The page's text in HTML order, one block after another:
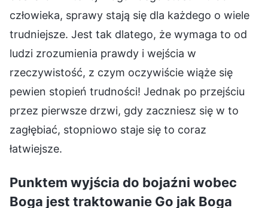
człowieka, sprawy stają się dla każdego o wiele
trudniejsze. Jest tak dlatego, że wymaga to od
ludzi zrozumienia prawdy i wejścia w
rzeczywistość, z czym oczywiście wiąże się
pewien stopień trudności! Jednak po przejściu
przez pierwsze drzwi, gdy zaczniesz się w to
zagłębiać, stopniowo staje się to coraz
łatwiejsze.
Punktem wyjścia do bojaźni wobec
Boga jest traktowanie Go jak Boga